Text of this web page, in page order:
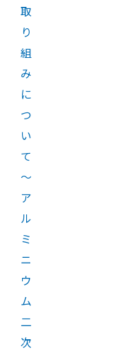
取
り
組
み
に
つ
い
て
～
ア
ル
ミ
ニ
ウ
ム
二
次